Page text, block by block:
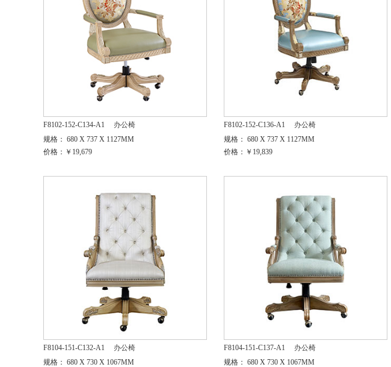
F8102-152-C134-A1
办公椅
规格： 680 X 737 X 1127MM
价格：￥19,679
F8102-152-C136-A1
办公椅
规格： 680 X 737 X 1127MM
价格：￥19,839
F8104-151-C132-A1
办公椅
规格： 680 X 730 X 1067MM
F8104-151-C137-A1
办公椅
规格： 680 X 730 X 1067MM